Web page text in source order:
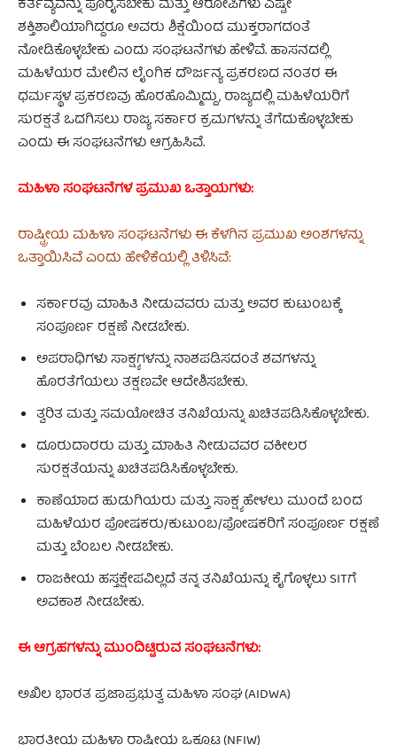
ಕರ್ತವ್ಯವನ್ನು ಪೂರೈಸಬೇಕು ಮತ್ತು ಆರೋಪಿಗಳು ಎಷ್ಟೇ
ಶಕ್ತಿಶಾಲಿಯಾಗಿದ್ದರೂ ಅವರು ಶಿಕ್ಷೆಯಿಂದ ಮುಕ್ತರಾಗದಂತೆ
ನೋಡಿಕೊಳ್ಳಬೇಕು ಎಂದು ಸಂಘಟನೆಗಳು ಹೇಳಿವೆ. ಹಾಸನದಲ್ಲಿ
ಮಹಿಳೆಯರ ಮೇಲಿನ ಲೈಂಗಿಕ ದೌರ್ಜನ್ಯ ಪ್ರಕರಣದ ನಂತರ ಈ
ಧರ್ಮಸ್ಥಳ ಪ್ರಕರಣವು ಹೊರಹೊಮ್ಮಿದ್ದು, ರಾಜ್ಯದಲ್ಲಿ ಮಹಿಳೆಯರಿಗೆ
ಸುರಕ್ಷತೆ ಒದಗಿಸಲು ರಾಜ್ಯ ಸರ್ಕಾರ ಕ್ರಮಗಳನ್ನು ತೆಗೆದುಕೊಳ್ಳಬೇಕು
ಎಂದು ಈ ಸಂಘಟನೆಗಳು ಆಗ್ರಹಿಸಿವೆ.
ಮಹಿಳಾ ಸಂಘಟನೆಗಳ ಪ್ರಮುಖ ಒತ್ತಾಯಗಳು:
ರಾಷ್ಟ್ರೀಯ ಮಹಿಳಾ ಸಂಘಟನೆಗಳು ಈ ಕೆಳಗಿನ ಪ್ರಮುಖ ಅಂಶಗಳನ್ನು
ಒತ್ತಾಯಿಸಿವೆ ಎಂದು ಹೇಳಿಕೆಯಲ್ಲಿ ತಿಳಿಸಿವೆ:
ಸರ್ಕಾರವು ಮಾಹಿತಿ ನೀಡುವವರು ಮತ್ತು ಅವರ ಕುಟುಂಬಕ್ಕೆ
ಸಂಪೂರ್ಣ ರಕ್ಷಣೆ ನೀಡಬೇಕು.
ಅಪರಾಧಿಗಳು ಸಾಕ್ಷ್ಯಗಳನ್ನು ನಾಶಪಡಿಸದಂತೆ ಶವಗಳನ್ನು
ಹೊರತೆಗೆಯಲು ತಕ್ಷಣವೇ ಆದೇಶಿಸಬೇಕು.
ತ್ವರಿತ ಮತ್ತು ಸಮಯೋಚಿತ ತನಿಖೆಯನ್ನು ಖಚಿತಪಡಿಸಿಕೊಳ್ಳಬೇಕು.
ದೂರುದಾರರು ಮತ್ತು ಮಾಹಿತಿ ನೀಡುವವರ ವಕೀಲರ
ಸುರಕ್ಷತೆಯನ್ನು ಖಚಿತಪಡಿಸಿಕೊಳ್ಳಬೇಕು.
ಕಾಣೆಯಾದ ಹುಡುಗಿಯರು ಮತ್ತು ಸಾಕ್ಷ್ಯ ಹೇಳಲು ಮುಂದೆ ಬಂದ
ಮಹಿಳೆಯರ ಪೋಷಕರು/ಕುಟುಂಬ/ಪೋಷಕರಿಗೆ ಸಂಪೂರ್ಣ ರಕ್ಷಣೆ
ಮತ್ತು ಬೆಂಬಲ ನೀಡಬೇಕು.
ರಾಜಕೀಯ ಹಸ್ತಕ್ಷೇಪವಿಲ್ಲದೆ ತನ್ನ ತನಿಖೆಯನ್ನು ಕೈಗೊಳ್ಳಲು SITಗೆ
ಅವಕಾಶ ನೀಡಬೇಕು.
ಈ ಆಗ್ರಹಗಳನ್ನು ಮುಂದಿಟ್ಟಿರುವ ಸಂಘಟನೆಗಳು:
ಅಖಿಲ ಭಾರತ ಪ್ರಜಾಪ್ರಭುತ್ವ ಮಹಿಳಾ ಸಂಘ (AIDWA)